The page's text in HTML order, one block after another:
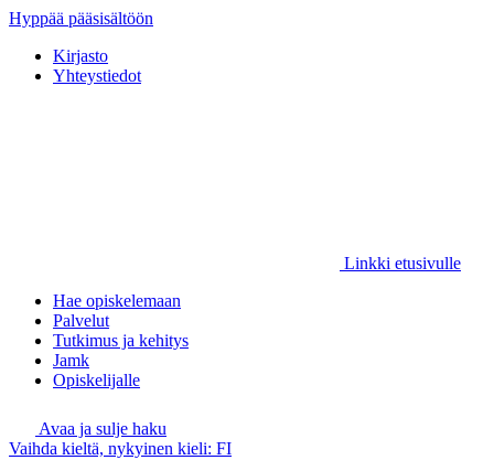
Hyppää pääsisältöön
Kirjasto
Yhteystiedot
Linkki etusivulle
Hae opiskelemaan
Palvelut
Tutkimus ja kehitys
Jamk
Opiskelijalle
Avaa ja sulje haku
Vaihda kieltä, nykyinen kieli: FI